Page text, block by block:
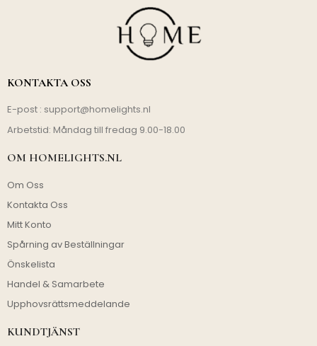
KONTAKTA OSS
E-post : support@homelights.nl
Arbetstid: Måndag till fredag 9.00-18.00
OM HOMELIGHTS.NL
Om Oss
Kontakta Oss
Mitt Konto
Spårning av Beställningar
Önskelista
Handel & Samarbete
Upphovsrättsmeddelande
KUNDTJÄNST